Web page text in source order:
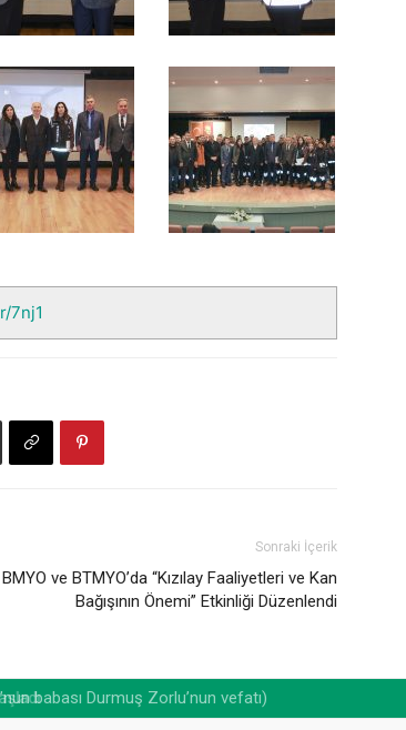
7nj1
Sonraki İçerik
BMYO ve BTMYO’da “Kızılay Faaliyetleri ve Kan
Bağışının Önemi” Etkinliği Düzenlendi
babası Durmuş Zorlu’nun vefatı)